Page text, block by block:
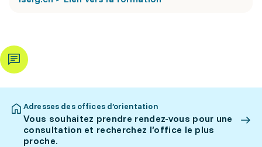
Adresses des offices d’orientation
Vous souhaitez prendre rendez-vous pour une
consultation et recherchez l’office le plus
proche.